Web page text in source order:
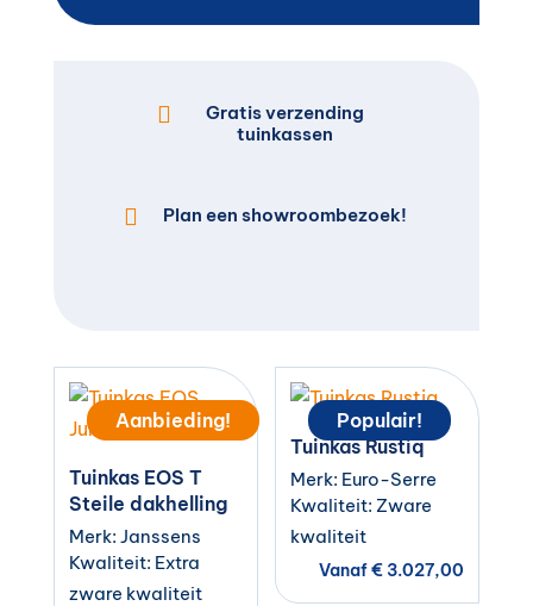

Gratis verzending
tuinkassen
 Plan een showroombezoek!
Aanbieding!
Tuinkas EOS T
Steile dakhelling
Merk: Janssens
Kwaliteit: Extra
zware kwaliteit
Populair!
Tuinkas Rustiq
Merk: Euro-Serre
Kwaliteit: Zware
kwaliteit
Vanaf€ 3.027,00